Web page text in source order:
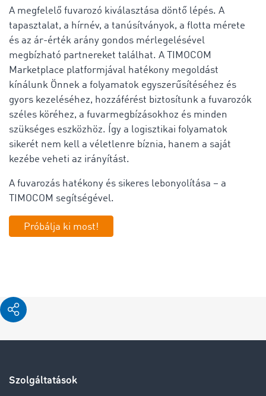
A megfelelő fuvarozó kiválasztása döntő lépés. A
tapasztalat, a hírnév, a tanúsítványok, a flotta mérete
és az ár-érték arány gondos mérlegelésével
megbízható partnereket találhat. A TIMOCOM
Marketplace platformjával hatékony megoldást
kínálunk Önnek a folyamatok egyszerűsítéséhez és
gyors kezeléséhez, hozzáférést biztosítunk a fuvarozók
széles köréhez, a fuvarmegbízásokhoz és minden
szükséges eszközhöz. Így a logisztikai folyamatok
sikerét nem kell a véletlenre bíznia, hanem a saját
kezébe veheti az irányítást.
A fuvarozás hatékony és sikeres lebonyolítása – a
TIMOCOM segítségével.
Próbálja ki most!
Szolgáltatások